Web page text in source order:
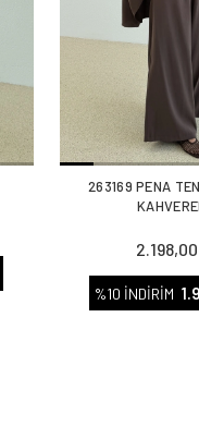
263169 PENA
%10 İNDİRİM